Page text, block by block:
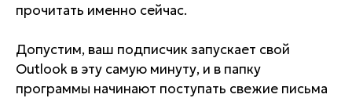
прочитать именно сейчас.
Допустим, ваш подписчик запускает свой
Outlook в эту самую минуту, и в папку
программы начинают поступать свежие письма